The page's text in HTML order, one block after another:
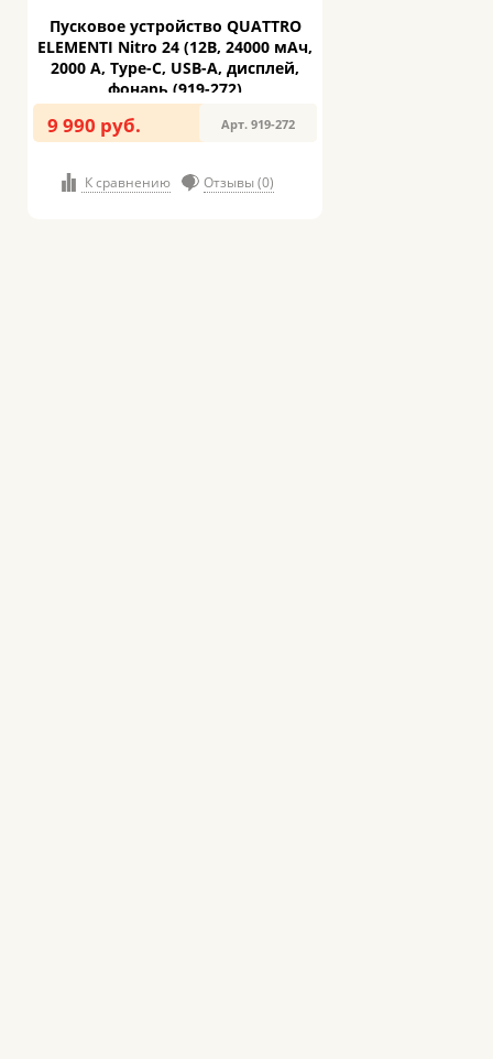
Пусковое устройство QUATTRO
ELEMENTI Nitro 24 (12В, 24000 мАч,
2000 А, Type-C, USB-A, дисплей,
фонарь (919-272)
9 990 руб. Арт. 919-272
К сравнению Отзывы (0)